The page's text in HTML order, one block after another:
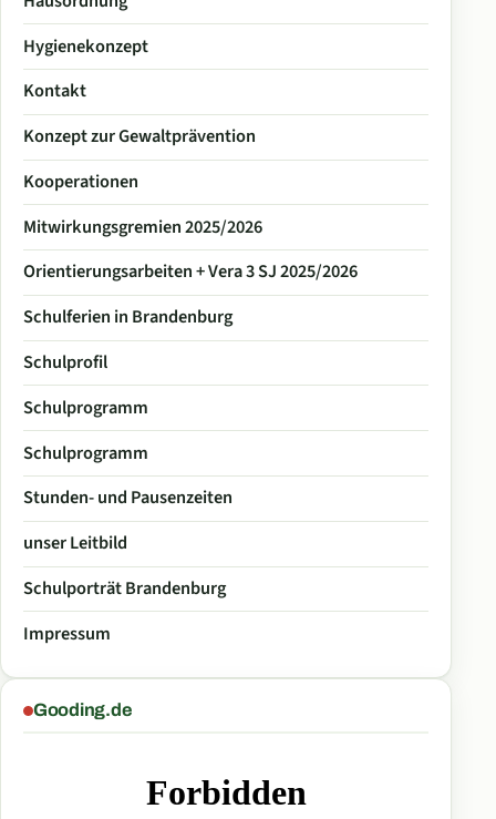
Hygienekonzept
Kontakt
Konzept zur Gewaltprävention
Kooperationen
Mitwirkungsgremien 2025/2026
Orientierungsarbeiten + Vera 3 SJ 2025/2026
Schulferien in Brandenburg
Schulprofil
Schulprogramm
Schulprogramm
Stunden- und Pausenzeiten
unser Leitbild
Schulporträt Brandenburg
Impressum
Gooding.de